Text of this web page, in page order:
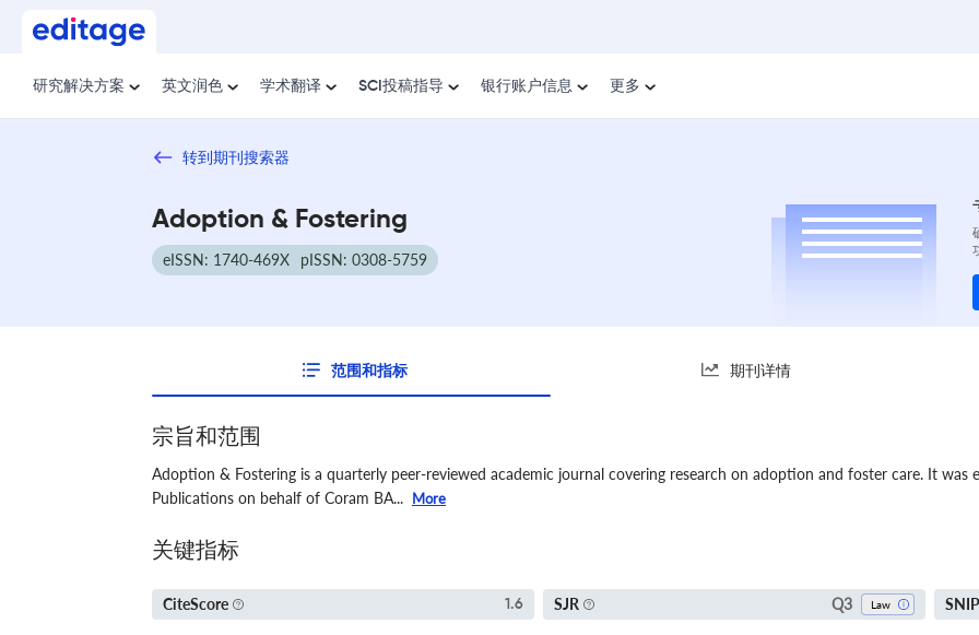
研究解决方案 英文润色 学术翻译 SCI投稿指导 银行账户信息 更多
转到期刊搜索器
Adoption & Fostering
eISSN: 1740-469X pISSN: 0308-5759
范围和指标 期刊详情
宗旨和范围
Adoption & Fostering is a quarterly peer-reviewed academic journal covering research on adoption and foster care. It was
Publications on behalf of Coram BA... More
关键指标
CiteScore 1.6 SJR Q3 Law SNIP